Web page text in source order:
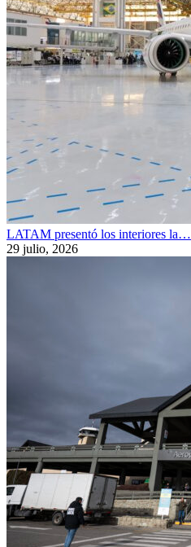
LATAM presentó los interiores la…
29 julio, 2026